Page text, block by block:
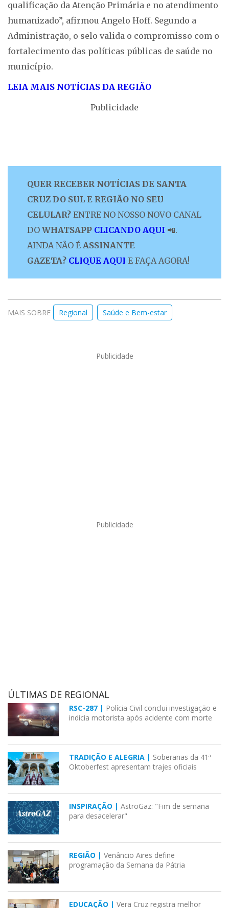
qualificação da Atenção Primária e no atendimento
humanizado”, afirmou Angelo Hoff. Segundo a
Administração, o selo valida o compromisso com o
fortalecimento das políticas públicas de saúde no
município.
LEIA MAIS NOTÍCIAS DA REGIÃO
Publicidade
QUER RECEBER NOTÍCIAS DE SANTA
CRUZ DO SUL E REGIÃO NO SEU
CELULAR? ENTRE NO NOSSO NOVO CANAL
DO WHATSAPP CLICANDO AQUI 📲.
AINDA NÃO É ASSINANTE
GAZETA? CLIQUE AQUI E FAÇA AGORA!
MAIS SOBRE Regional Saúde e Bem-estar
Publicidade
Publicidade
ÚLTIMAS DE REGIONAL
RSC-287 | Polícia Civil conclui investigação e
indicia motorista após acidente com morte
TRADIÇÃO E ALEGRIA | Soberanas da 41ª
Oktoberfest apresentam trajes oficiais
INSPIRAÇÃO | AstroGaz: "Fim de semana
para desacelerar"
REGIÃO | Venâncio Aires define
programação da Semana da Pátria
EDUCAÇÃO | Vera Cruz registra melhor